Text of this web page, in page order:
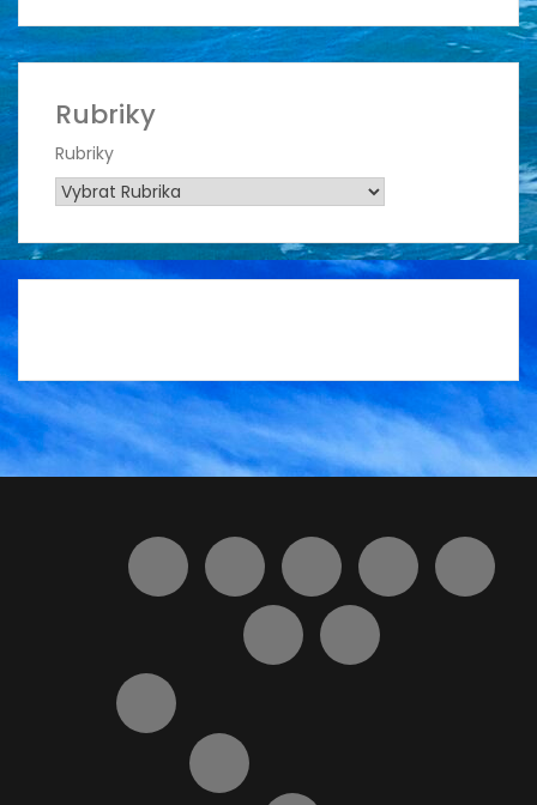
Rubriky
Rubriky